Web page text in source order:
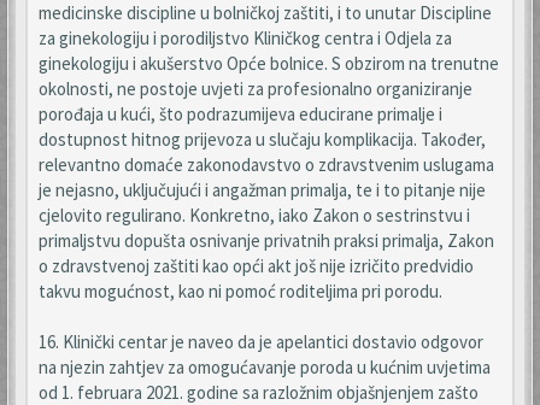
medicinske discipline u bolničkoj zaštiti, i to unutar Discipline
za ginekologiju i porodiljstvo Kliničkog centra i Odjela za
ginekologiju i akušerstvo Opće bolnice. S obzirom na trenutne
okolnosti, ne postoje uvjeti za profesionalno organiziranje
porođaja u kući, što podrazumijeva educirane primalje i
dostupnost hitnog prijevoza u slučaju komplikacija. Također,
relevantno domaće zakonodavstvo o zdravstvenim uslugama
je nejasno, uključujući i angažman primalja, te i to pitanje nije
cjelovito regulirano. Konkretno, iako Zakon o sestrinstvu i
primaljstvu dopušta osnivanje privatnih praksi primalja, Zakon
o zdravstvenoj zaštiti kao opći akt još nije izričito predvidio
takvu mogućnost, kao ni pomoć roditeljima pri porodu.
16. Klinički centar je naveo da je apelantici dostavio odgovor
na njezin zahtjev za omogućavanje poroda u kućnim uvjetima
od 1. februara 2021. godine sa razložnim objašnjenjem zašto